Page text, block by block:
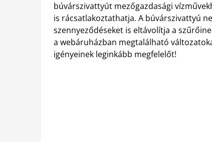
búvárszivattyút mezőgazdasági
is rácsatlakoztathatja. A búvárszivattyú
szennyeződéseket is eltávolítja a
a webáruházban megtalálható
igényeinek leginkább megfelelőt!